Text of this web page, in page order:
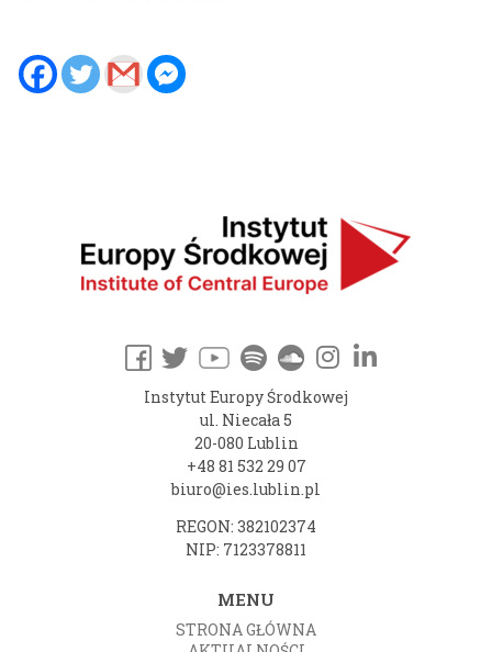
Instytut Europy Środkowej
ul. Niecała 5
20-080 Lublin
+48 81 532 29 07
biuro@ies.lublin.pl
REGON: 382102374
NIP: 7123378811
MENU
STRONA GŁÓWNA